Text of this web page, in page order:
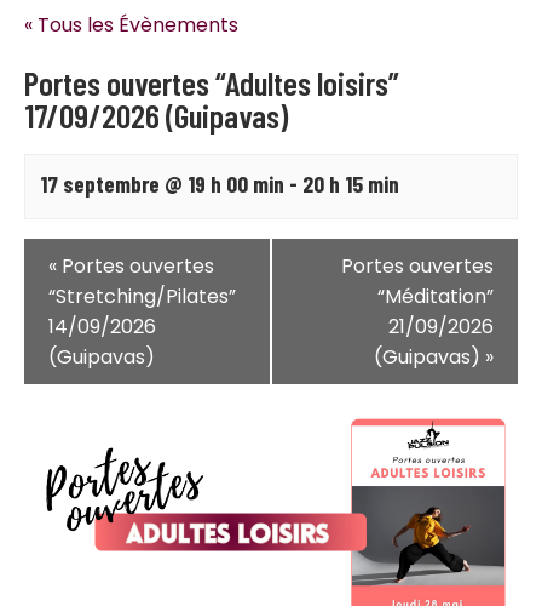
« Tous les Évènements
Portes ouvertes “Adultes loisirs”
17/09/2026 (Guipavas)
17 septembre @ 19 h 00 min - 20 h 15 min
i
« Portes ouvertes
“Stretching/Pilates”
14/09/2026
(Guipavas)
Portes ouvertes
“Méditation”
21/09/2026
(Guipavas) »